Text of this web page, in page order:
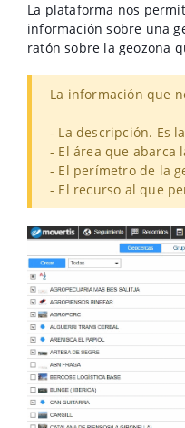
La plataforma nos
información sobre una
ratón sobre la geozona
La información que
- La descripción. Es
- El área que abarca
- El perímetro de la
- El recurso al que